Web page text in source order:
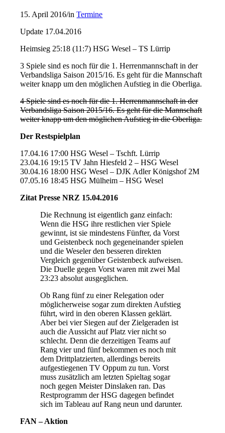
15. April 2016/inTermine
Update 17.04.2016
Heimsieg 25:18 (11:7) HSG Wesel – TS Lürrip
3 Spiele sind es noch für die 1. Herrenmannschaft in der
Verbandsliga Saison 2015/16. Es geht für die Mannschaft
weiter knapp um den möglichen Aufstieg in die Oberliga.
4 Spiele sind es noch für die 1. Herrenmannschaft in der
Verbandsliga Saison 2015/16. Es geht für die Mannschaft
weiter knapp um den möglichen Aufstieg in die Oberliga.
Der Restspielplan
17.04.16 17:00 HSG Wesel – Tschft. Lürrip
23.04.16 19:15 TV Jahn Hiesfeld 2 – HSG Wesel
30.04.16 18:00 HSG Wesel – DJK Adler Königshof 2M
07.05.16 18:45 HSG Mülheim – HSG Wesel
Zitat Presse NRZ 15.04.2016
Die Rechnung ist eigentlich ganz einfach:
Wenn die HSG ihre restlichen vier Spiele
gewinnt, ist sie mindestens Fünfter, da Vorst
und Geistenbeck noch gegeneinander spielen
und die Weseler den besseren direkten
Vergleich gegenüber Geistenbeck aufweisen.
Die Duelle gegen Vorst waren mit zwei Mal
23:23 absolut ausgeglichen.
Ob Rang fünf zu einer Relegation oder
möglicherweise sogar zum direkten Aufstieg
führt, wird in den oberen Klassen geklärt.
Aber bei vier Siegen auf der Zielgeraden ist
auch die Aussicht auf Platz vier nicht so
schlecht. Denn die derzeitigen Teams auf
Rang vier und fünf bekommen es noch mit
dem Drittplatzierten, allerdings bereits
aufgestiegenen TV Oppum zu tun. Vorst
muss zusätzlich am letzten Spieltag sogar
noch gegen Meister Dinslaken ran. Das
Restprogramm der HSG dagegen befindet
sich im Tableau auf Rang neun und darunter.
FAN – Aktion